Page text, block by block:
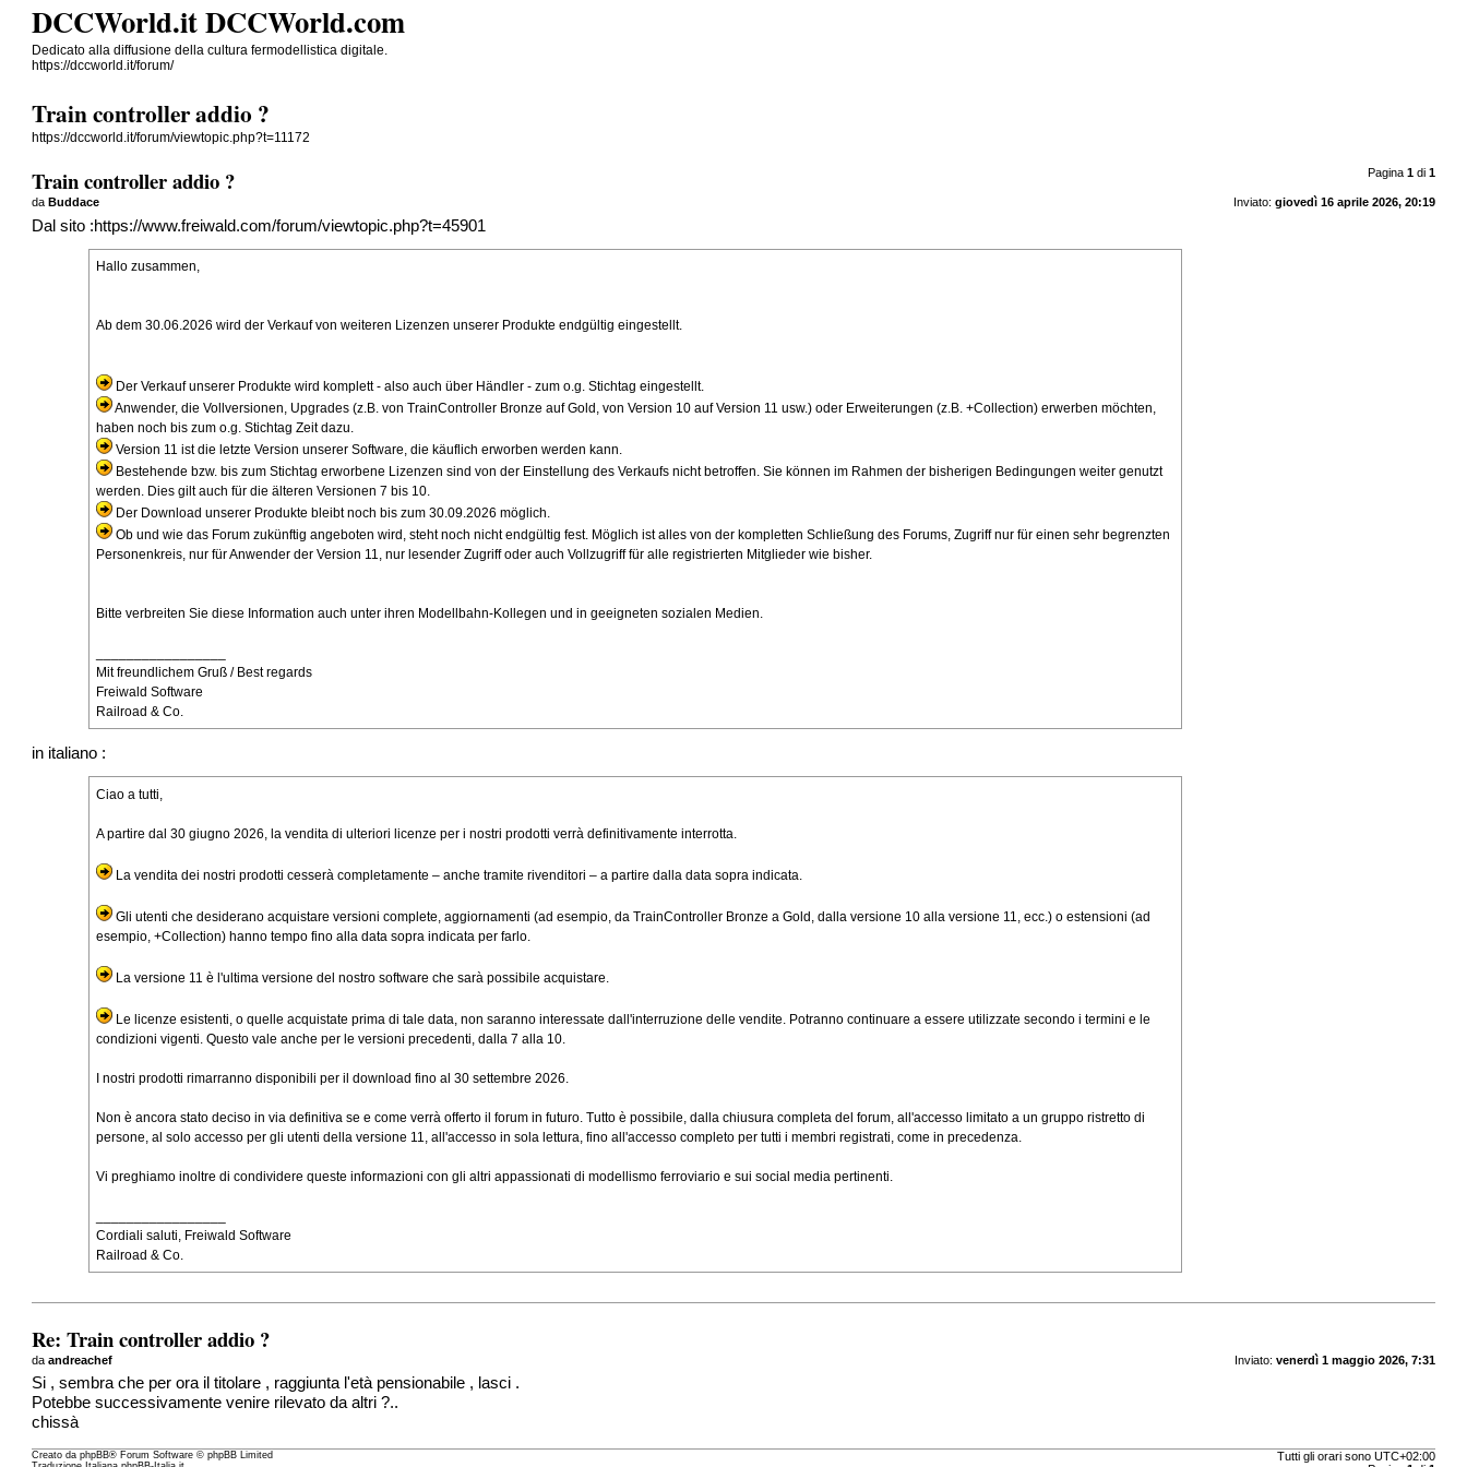
DCCWorld.it DCCWorld.com
Dedicato alla diffusione della cultura fermodellistica digitale.
https://dccworld.it/forum/
Train controller addio ?
https://dccworld.it/forum/viewtopic.php?t=11172
Pagina 1di 1
Train controller addio ?
Inviato: giovedì 16 aprile 2026, 20:19
daBuddace
Dal sito :https://www.freiwald.com/forum/viewtopic.php?t=45901
Hallo zusammen,
Ab dem 30.06.2026 wird der Verkauf von weiteren Lizenzen unserer Produkte endgültig eingestellt.
Der Verkauf unserer Produkte wird komplett - also auch über Händler - zum o.g. Stichtag eingestellt.
Anwender, die Vollversionen, Upgrades (z.B. von TrainController Bronze auf Gold, von Version 10 auf Version 11 usw.) oder Erweiterungen (z.B. +Collection) erwerben möchten,
haben noch bis zum o.g. Stichtag Zeit dazu.
Version 11 ist die letzte Version unserer Software, die käuflich erworben werden kann.
Bestehende bzw. bis zum Stichtag erworbene Lizenzen sind von der Einstellung des Verkaufs nicht betroffen. Sie können im Rahmen der bisherigen Bedingungen weiter genutzt
werden. Dies gilt auch für die älteren Versionen 7 bis 10.
Der Download unserer Produkte bleibt noch bis zum 30.09.2026 möglich.
Ob und wie das Forum zukünftig angeboten wird, steht noch nicht endgültig fest. Möglich ist alles von der kompletten Schließung des Forums, Zugriff nur für einen sehr begrenzten
Personenkreis, nur für Anwender der Version 11, nur lesender Zugriff oder auch Vollzugriff für alle registrierten Mitglieder wie bisher.
Bitte verbreiten Sie diese Information auch unter ihren Modellbahn-Kollegen und in geeigneten sozialen Medien.
Mit freundlichem Gruß / Best regards
Freiwald Software
Railroad & Co.
in italiano :
Ciao a tutti,
A partire dal 30 giugno 2026, la vendita di ulteriori licenze per i nostri prodotti verrà definitivamente interrotta.
La vendita dei nostri prodotti cesserà completamente – anche tramite rivenditori – a partire dalla data sopra indicata.
Gli utenti che desiderano acquistare versioni complete, aggiornamenti (ad esempio, da TrainController Bronze a Gold, dalla versione 10 alla versione 11, ecc.) o estensioni (ad
esempio, +Collection) hanno tempo fino alla data sopra indicata per farlo.
La versione 11 è l'ultima versione del nostro software che sarà possibile acquistare.
Le licenze esistenti, o quelle acquistate prima di tale data, non saranno interessate dall'interruzione delle vendite. Potranno continuare a essere utilizzate secondo i termini e le
condizioni vigenti. Questo vale anche per le versioni precedenti, dalla 7 alla 10.
I nostri prodotti rimarranno disponibili per il download fino al 30 settembre 2026.
Non è ancora stato deciso in via definitiva se e come verrà offerto il forum in futuro. Tutto è possibile, dalla chiusura completa del forum, all'accesso limitato a un gruppo ristretto di
persone, al solo accesso per gli utenti della versione 11, all'accesso in sola lettura, fino all'accesso completo per tutti i membri registrati, come in precedenza.
Vi preghiamo inoltre di condividere queste informazioni con gli altri appassionati di modellismo ferroviario e sui social media pertinenti.
Cordiali saluti, Freiwald Software
Railroad & Co.
Re: Train controller addio ?
Inviato: venerdì 1 maggio 2026, 7:31
daandreachef
Si , sembra che per ora il titolare , raggiunta l'età pensionabile , lasci .
Potebbe successivamente venire rilevato da altri ?..
chissà
Tutti gli orari sono UTC+02:00
Creato daphpBB® Forum Software © phpBB Limited